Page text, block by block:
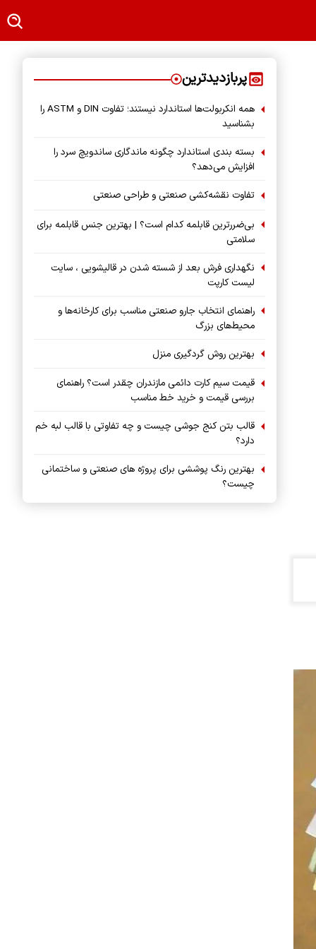
پربازدیدترین
همه انکربولت‌ها استاندارد نیستند؛ تفاوت DIN و ASTM را
بشناسید
بسته‌ بندی استاندارد چگونه ماندگاری ساندویچ سرد را
افزایش می‌دهد؟
تفاوت نقشه‌کشی صنعتی و طراحی صنعتی
بی‌ضررترین قابلمه کدام است؟ | بهترین جنس قابلمه برای
سلامتی
نگهداری فرش بعد از شسته شدن در قالیشویی ، سایت
لیست کارپت
راهنمای انتخاب جارو صنعتی مناسب برای کارخانه‌ها و
محیط‌های بزرگ
بهترین روش گردگیری منزل
قیمت سیم کارت دائمی مازندران چقدر است؟ راهنمای
بررسی قیمت و خرید خط مناسب
قالب بتن کنج جوشی چیست و چه تفاوتی با قالب لبه خم
دارد؟
بهترین رنگ پوششی برای پروژه های صنعتی و ساختمانی
چیست؟